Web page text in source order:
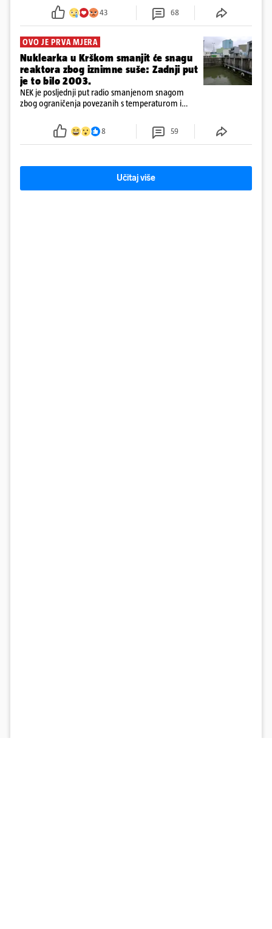
tamošnji liječnici ne vjeruju u oporavak: 'Imamo
43 68
OVO JE PRVA MJERA
Nuklearka u Krškom smanjit će snagu
reaktora zbog iznimne suše: Zadnji put
je to bilo 2003.
NEK je posljednji put radio smanjenom snagom
zbog ograničenja povezanih s temperaturom i
smanjenje snage bilo potrebno više od 90 dana.
8 59
Učitaj više